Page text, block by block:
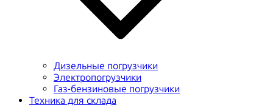
Дизельные погрузчики
Электропогрузчики
Газ-бензиновые погрузчики
Техника для склада